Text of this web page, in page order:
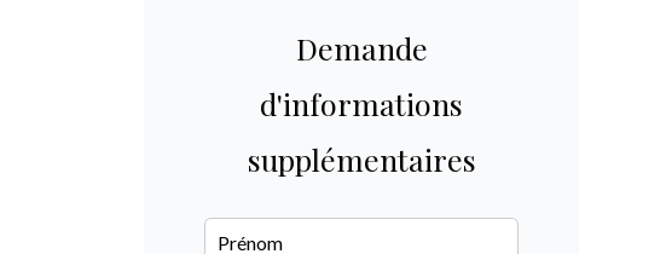
Demande
d'informations
supplémentaires